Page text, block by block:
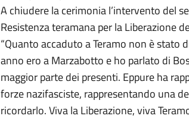
A chiudere la cerimonia l’intervento del
Resistenza teramana per la Liberazione
“Quanto accaduto a Teramo non è
anno ero a Marzabotto e ho parlato di
maggior parte dei presenti. Eppure ha
forze nazifasciste, rappresentando una
ricordarlo. Viva la Liberazione, viva